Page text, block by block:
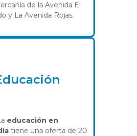
de la Avenida El
y La Avenida Rojas.
educación en
tiene una oferta de 20